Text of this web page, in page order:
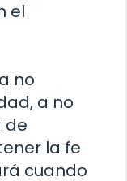
el
no
a no
de
la fe
cuando